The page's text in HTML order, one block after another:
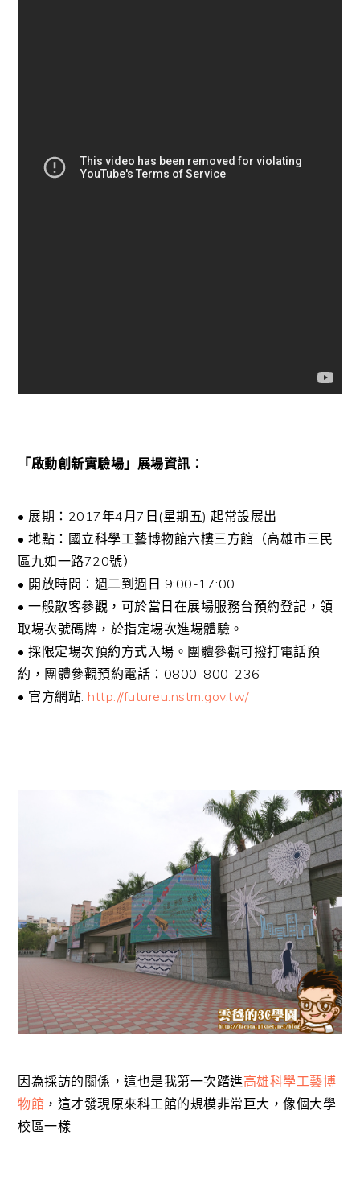
「啟動創新實驗場」展場資訊：
• 展期：2017年4月7日(星期五) 起常設展出
• 地點：國立科學工藝博物館六樓三方館（高雄市三民
區九如一路720號）
• 開放時間：週二到週日 9:00-17:00
• 一般散客參觀，可於當日在展場服務台預約登記，領
取場次號碼牌，於指定場次進場體驗。
• 採限定場次預約方式入場。團體參觀可撥打電話預
約，團體參觀預約電話：0800-800-236
• 官方網站: http://futureu.nstm.gov.tw/
因為採訪的關係，這也是我第一次踏進高雄科學工藝博
物館 ，這才發現原來科工館的規模非常巨大，像個大學
校區一樣